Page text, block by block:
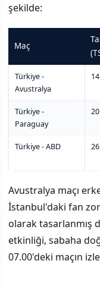
şekilde:
Maç
Türkiye -
Avustralya
Türkiye -
Paraguay
Türkiye - ABD
Avustralya maçı
İstanbul'daki fan
olarak tasarlanmış
etkinliği, sabaha
07.00'deki maçın